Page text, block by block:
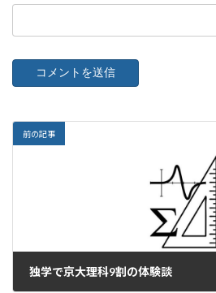
前の記事
独学で京大理科9割の体験談